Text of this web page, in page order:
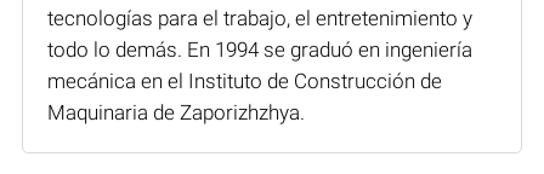
tecnologías para el trabajo, el entretenimiento y
todo lo demás. En 1994 se graduó en ingeniería
mecánica en el Instituto de Construcción de
Maquinaria de Zaporizhzhya.